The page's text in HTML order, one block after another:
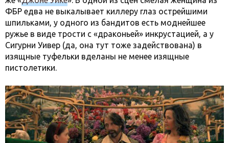
ФБР едва не выкалывает киллеру глаз острейшими
шпильками, у одного из бандитов есть моднейшее
ружье в виде трости с «драконьей» инкрустацией, а у
Сигурни Уивер (да, она тут тоже задействована) в
изящные туфельки вделаны не менее изящные
пистолетики.